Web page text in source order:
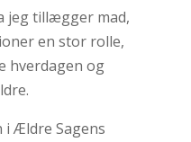
jeg tillægger mad,
en stor rolle,
hverdagen og
i Ældre Sagens